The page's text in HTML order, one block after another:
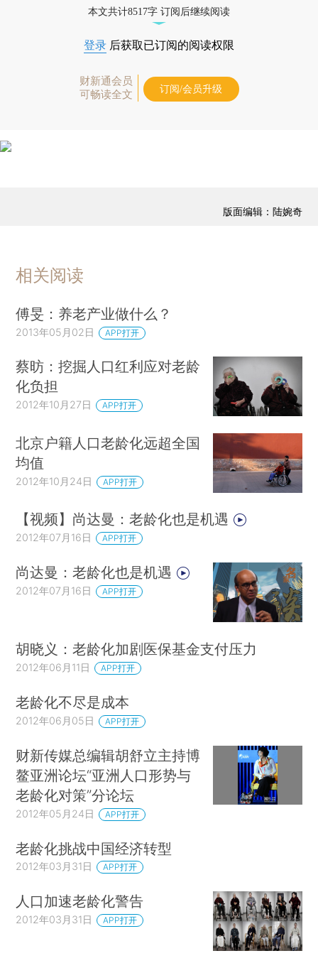
本文共计8517字 订阅后继续阅读
登录 后获取已订阅的阅读权限
财新通会员
可畅读全文
订阅/会员升级
版面编辑：陆婉奇
相关阅读
傅旻：养老产业做什么？
2013年05月02日 APP打开
蔡昉：挖掘人口红利应对老龄
化负担
2012年10月27日 APP打开
北京户籍人口老龄化远超全国
均值
2012年10月24日 APP打开
【视频】尚达曼：老龄化也是机遇
2012年07月16日 APP打开
尚达曼：老龄化也是机遇
2012年07月16日 APP打开
胡晓义：老龄化加剧医保基金支付压力
2012年06月11日 APP打开
老龄化不尽是成本
2012年06月05日 APP打开
财新传媒总编辑胡舒立主持博
鳌亚洲论坛“亚洲人口形势与
老龄化对策”分论坛
2012年05月24日 APP打开
老龄化挑战中国经济转型
2012年03月31日 APP打开
人口加速老龄化警告
2012年03月31日 APP打开